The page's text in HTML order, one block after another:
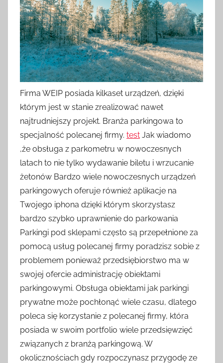
Firma WEIP posiada kilkaset urządzeń, dzięki
którym jest w stanie zrealizować nawet
najtrudniejszy projekt. Branża parkingowa to
specjalność polecanej firmy. test Jak wiadomo
,że obsługa z parkometru w nowoczesnych
latach to nie tylko wydawanie biletu i wrzucanie
żetonów Bardzo wiele nowoczesnych urządzeń
parkingowych oferuje również aplikacje na
Twojego iphona dzięki którym skorzystasz
bardzo szybko uprawnienie do parkowania
Parkingi pod sklepami często są przepełnione za
pomocą usług polecanej firmy poradzisz sobie z
problemem ponieważ przedsiębiorstwo ma w
swojej ofercie administrację obiektami
parkingowymi. Obsługa obiektami jak parkingi
prywatne może pochłonąć wiele czasu, dlatego
poleca się korzystanie z polecanej firmy, która
posiada w swoim portfolio wiele przedsięwzięć
związanych z branżą parkingową. W
okolicznościach gdy rozpoczynasz przygodę ze